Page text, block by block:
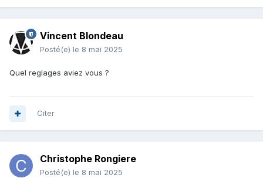
Vincent Blondeau
Posté(e) le 8 mai 2025
Quel reglages aviez vous ?
Citer
Christophe Rongiere
Posté(e) le 8 mai 2025